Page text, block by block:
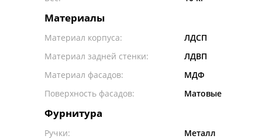
Материалы
Материал корпуса:
ЛДСП
Материал задней стенки:
ЛДВП
Материал фасадов:
МДФ
Поверхность фасадов:
Матовые
Фурнитура
Ручки:
Металл